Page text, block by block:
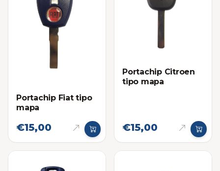
Portachip Fiat tipo
mapa
€15,00
Portachip Citroen
tipo mapa
€15,00